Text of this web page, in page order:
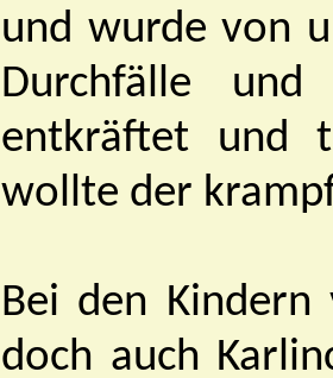
und wurde von
Durchfälle
entkräftet und
wollte der
Bei den
doch auch